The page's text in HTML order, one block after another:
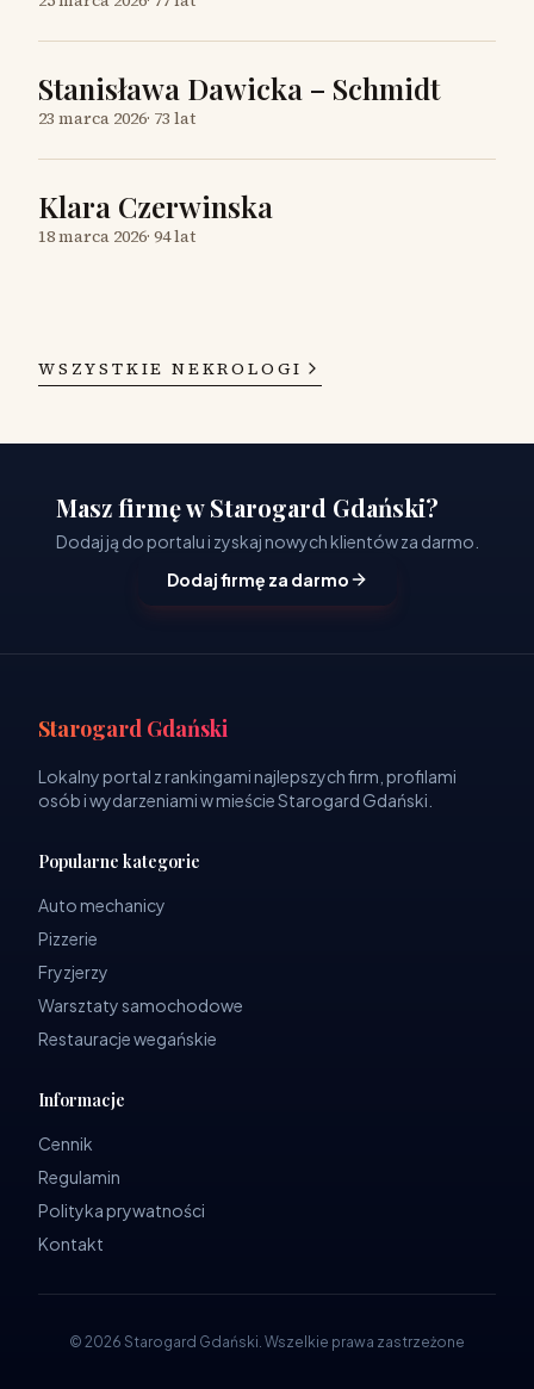
Stanisława Dawicka – Schmidt
23 marca 2026· 73 lat
Klara Czerwinska
18 marca 2026· 94 lat
WSZYSTKIE NEKROLOGI
Masz firmę w Starogard Gdański?
Dodaj ją do portalu i zyskaj nowych klientów za darmo.
Dodaj firmę za darmo
Starogard Gdański
Lokalny portal z rankingami najlepszych firm, profilami
osób i wydarzeniami w mieście Starogard Gdański.
Popularne kategorie
Auto mechanicy
Pizzerie
Fryzjerzy
Warsztaty samochodowe
Restauracje wegańskie
Informacje
Cennik
Regulamin
Polityka prywatności
Kontakt
© 2026 Starogard Gdański. Wszelkie prawa zastrzeżone